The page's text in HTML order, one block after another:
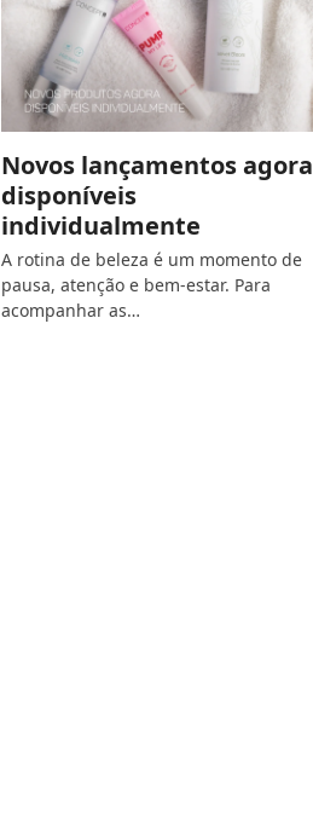
Novos lançamentos agora
disponíveis
individualmente
A rotina de beleza é um momento de
pausa, atenção e bem-estar. Para
acompanhar as…